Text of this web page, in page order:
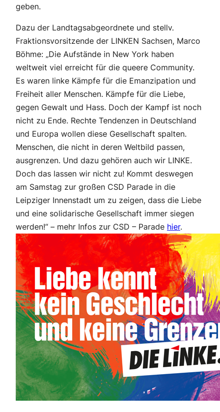
geben.
Dazu der Landtagsabgeordnete und stellv.
Fraktionsvorsitzende der LINKEN Sachsen, Marco
Böhme: „Die Aufstände in New York haben
weltweit viel erreicht für die queere Community.
Es waren linke Kämpfe für die Emanzipation und
Freiheit aller Menschen. Kämpfe für die Liebe,
gegen Gewalt und Hass. Doch der Kampf ist noch
nicht zu Ende. Rechte Tendenzen in Deutschland
und Europa wollen diese Gesellschaft spalten.
Menschen, die nicht in deren Weltbild passen,
ausgrenzen. Und dazu gehören auch wir LINKE.
Doch das lassen wir nicht zu! Kommt deswegen
am Samstag zur großen CSD Parade in die
Leipziger Innenstadt um zu zeigen, dass die Liebe
und eine solidarische Gesellschaft immer siegen
werden!“ – mehr Infos zur CSD – Parade hier.